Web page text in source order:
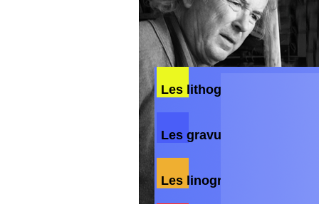
Les lithographies
Les gravures
Les linogravures